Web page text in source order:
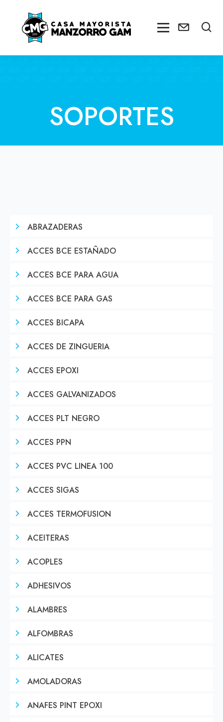
SOPORTES
ABRAZADERAS
ACCES BCE ESTAÑADO
ACCES BCE PARA AGUA
ACCES BCE PARA GAS
ACCES BICAPA
ACCES DE ZINGUERIA
ACCES EPOXI
ACCES GALVANIZADOS
ACCES PLT NEGRO
ACCES PPN
ACCES PVC LINEA 100
ACCES SIGAS
ACCES TERMOFUSION
ACEITERAS
ACOPLES
ADHESIVOS
ALAMBRES
ALFOMBRAS
ALICATES
AMOLADORAS
ANAFES PINT EPOXI